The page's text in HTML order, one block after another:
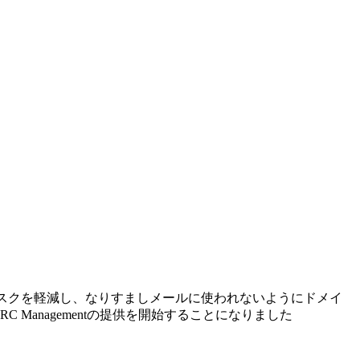
を軽減し、なりすましメールに使われないようにドメイ
Managementの提供を開始することになりました